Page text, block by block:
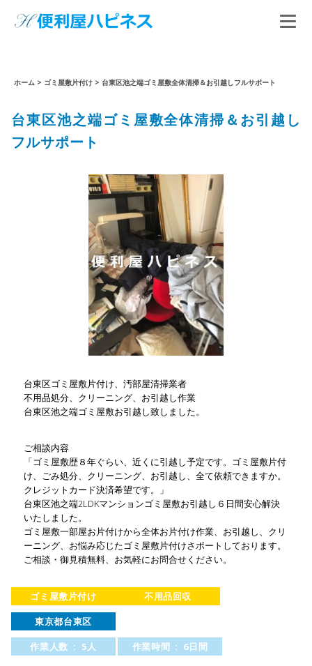
ホーム > ゴミ屋敷片付け > 台東区池之端ゴミ屋敷全体清掃＆お引越しフルサポート
台東区池之端ゴミ屋敷全体清掃＆お引越し
フルサポート
台東区ゴミ屋敷片付け、汚部屋清掃業者
不用品処分、クリーニング、お引越し作業
台東区池之端ゴミ屋敷お引越し致しました。
ご相談内容
「ゴミ屋敷歴８年ぐらい、近くに引越し予定です。ゴミ屋敷片付
け、ごみ処分、クリーニング、お引越し、全て依頼できますか。
クレジットカード決済希望です。」
台東区池之端2LDKマンションゴミ屋敷お引越し６日間安心解決
いたしました。
ゴミ屋敷一部屋お片付けから全体お片付け作業、お引越し、クリ
ーニング、お悩み応じたゴミ屋敷片付けさポートしております。
ご相談・御見積無料、お気軽にお問合せください。
ゴミ屋敷片付け
不用品回収
東京都台東区
作業人数 : 5人
作業時間 : 6日間